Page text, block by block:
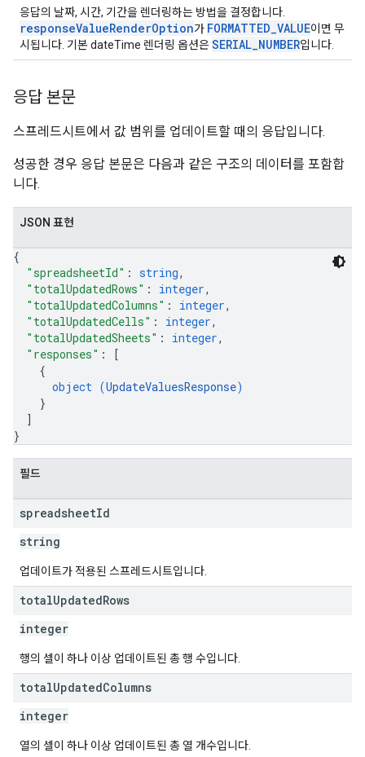
응답의 날짜, 시간, 기간을 렌더링하는 방법을 결정합니다.
responseValueRenderOption가 FORMATTED_VALUE이면 무
시됩니다. 기본 dateTime 렌더링 옵션은SERIAL_NUMBER입니다.
응답 본문
스프레드시트에서 값 범위를 업데이트할 때의 응답입니다.
성공한 경우 응답 본문은 다음과 같은 구조의 데이터를 포함합
니다.
JSON 표현
{
"spreadsheetId" : string,
"totalUpdatedRows" : integer,
"totalUpdatedColumns" : integer,
"totalUpdatedCells" : integer,
"totalUpdatedSheets" : integer,
"responses" :
[
{
object (UpdateValuesResponse)
}
]
}
필드
spreadsheetId
string
업데이트가 적용된 스프레드시트입니다.
totalUpdatedRows
integer
행의 셀이 하나 이상 업데이트된 총 행 수입니다.
totalUpdatedColumns
integer
열의 셀이 하나 이상 업데이트된 총 열 개수입니다.